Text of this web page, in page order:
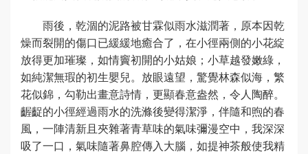
雨後，乾涸的泥路被甘霖似雨水滋潤著，原本因乾
燥而裂開的傷口已緩緩地癒合了，在小徑兩側的小花綻
放得更加璀璨，如情竇初開的小姑娘；小草越發嫩綠，
如純潔無瑕的初生嬰兒。放眼遠望，驚覺林森似海，繁
花似錦，勾勒出畫意詩情，更顯春意盎然，令人陶醉。
齷齪的小徑經過雨水的洗滌後變得潔淨，伴隨和煦的春
風，一陣清新且夾雜著青草味的氣味彌漫空中，我深深
吸了一口，氣味隨著鼻腔傳入大腦，如提神茶般使我精